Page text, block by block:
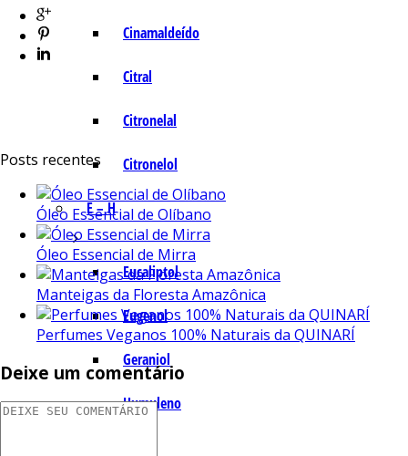
Cinamaldeído
Citral
Citronelal
Citronelol
E – H
Eucaliptol
Eugenol
Geraniol
Humuleno
Posts recentes
Óleo Essencial de Olíbano
Óleo Essencial de Mirra
Manteigas da Floresta Amazônica
Perfumes Veganos 100% Naturais da QUINARÍ
Deixe um comentário